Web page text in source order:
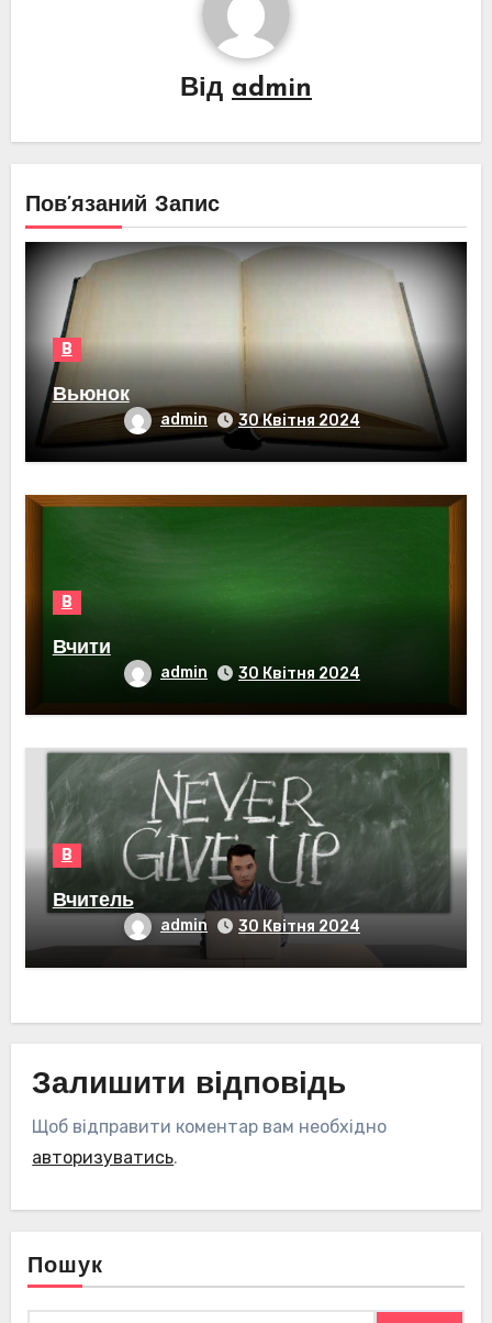
Від admin
Пов’язаний Запис
В
Вьюнок
admin 30 Квітня 2024
В
Вчити
admin 30 Квітня 2024
В
Вчитель
admin 30 Квітня 2024
Залишити відповідь
Щоб відправити коментар вам необхідно
авторизуватись.
Пошук